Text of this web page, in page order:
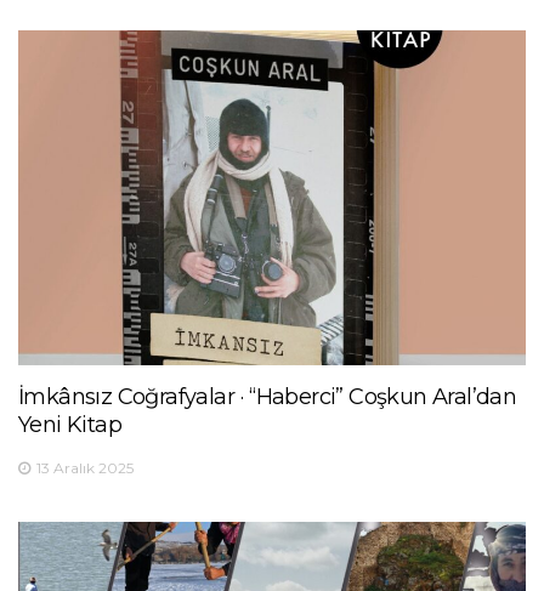
İmkânsız Coğrafyalar · “Haberci” Coşkun Aral’dan
Yeni Kitap
13 Aralık 2025